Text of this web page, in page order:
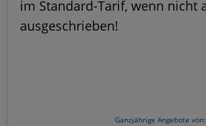
im Standard-Tarif, wenn nicht
ausgeschrieben!
Ganzjährige Angebote von: